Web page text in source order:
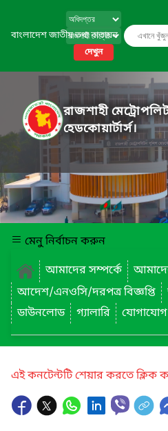
বাংলাদেশ জাতীয় তথ্য বাতায়ন
দেখুন
রাজশাহী
হেডকোয়ার্টার্স।
মেনু নির্বাচন করুন
আমাদের সম্পর্কে
আদেশ/এনওসি/দরপত্র বিজ্ঞপ্তি
ডাউনলোড
গ্যালারি যোগাযোগ
এই কনটেন্টটি শেয়ার করতে ক্লিক